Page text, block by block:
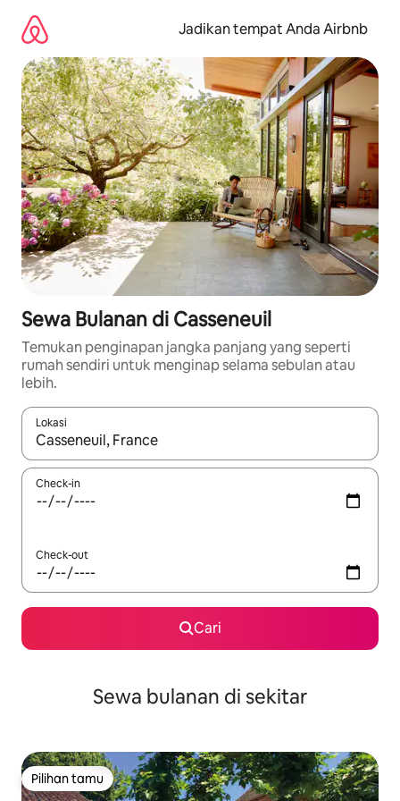
langsung
lihat
konten
Jadikan tempat Anda Airbnb
Sewa Bulanan di Casseneuil
Temukan penginapan jangka panjang yang seperti
rumah sendiri untuk menginap selama sebulan atau
lebih.
Lokasi
Jika hasil yang dicari tersedia, telusuri dengan tombol panah
Check-in
Check-out
Cari
Sewa bulanan di sekitar
Pilihan tamu
Pilihan tamu